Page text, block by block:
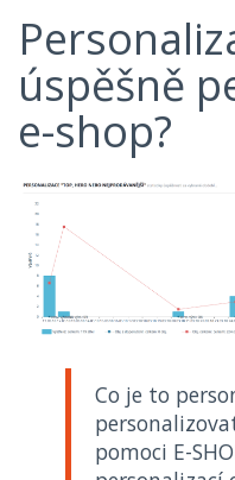
úspěšně
e-shop?
Co je to
pomoci E-